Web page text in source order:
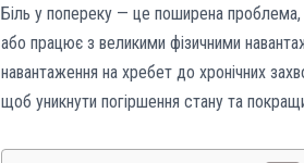
Біль у попереку — це поширена
або працює з великими фізичними
навантаження на хребет до хронічних
щоб уникнути погіршення стану та